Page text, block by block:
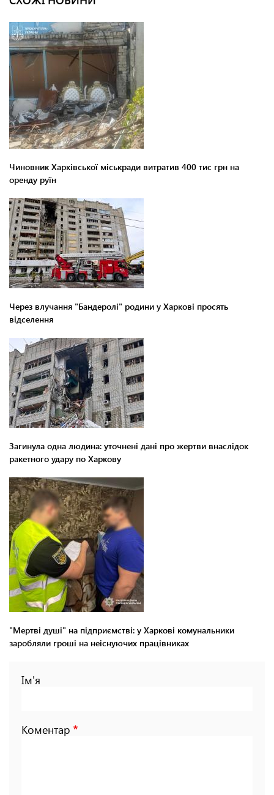
Чиновник Харківської міськради витратив 400 тис грн на
оренду руїн
Через влучання "Бандеролі" родини у Харкові просять
відселення
Загинула одна людина: уточнені дані про жертви внаслідок
ракетного удару по Харкову
"Мертві душі" на підприємстві: у Харкові комунальники
заробляли гроші на неіснуючих працівниках
Ім'я
Коментар